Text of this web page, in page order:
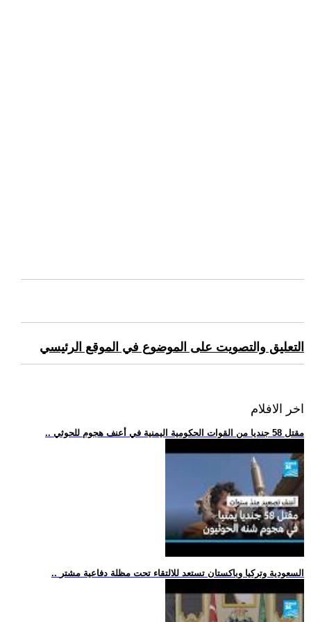
التعليق والتصويت على الموضوع في الموقع الرئيسي
اخر الافلام
.. مقتل 58 جنديا من القوات الحكومية اليمنية في أعنف هجوم للحوثي
.. السعودية وتركيا وباكستان تستعد للالتقاء تحت مظلة دفاعية مشتر